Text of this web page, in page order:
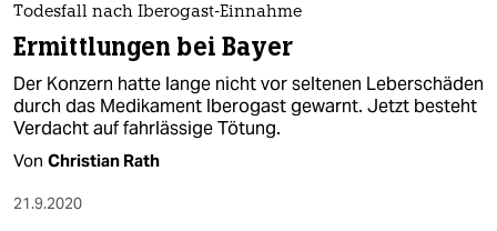
Todesfall nach Iberogast-Einnahme
Ermittlungen bei Bayer
Der Konzern hatte lange nicht vor seltenen Leberschäden
durch das Medikament Iberogast gewarnt. Jetzt besteht
Verdacht auf fahrlässige Tötung.
Von Christian Rath
21.9.2020